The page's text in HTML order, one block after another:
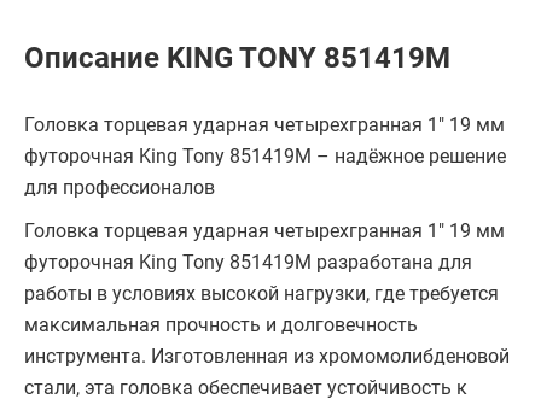
Описание KING TONY 851419M
Головка торцевая ударная четырехгранная 1" 19 мм
футорочная King Tony 851419M – надёжное решение
для профессионалов
Головка торцевая ударная четырехгранная 1" 19 мм
футорочная King Tony 851419M разработана для
работы в условиях высокой нагрузки, где требуется
максимальная прочность и долговечность
инструмента. Изготовленная из хромомолибденовой
стали, эта головка обеспечивает устойчивость к